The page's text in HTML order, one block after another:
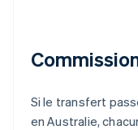
Si le transfert
en Australie,